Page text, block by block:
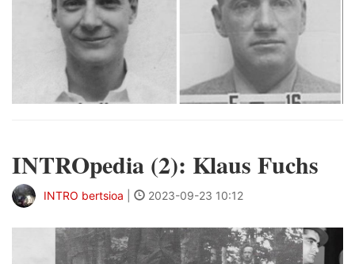
INTROpedia (2): Klaus Fuchs
INTRO bertsioa 2023-09-23 10:12